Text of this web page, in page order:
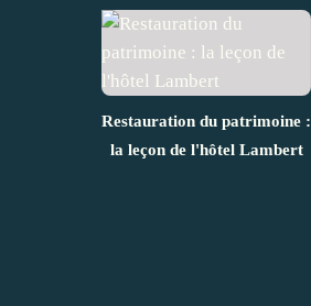
Restauration du patrimoine :
la leçon de l'hôtel Lambert